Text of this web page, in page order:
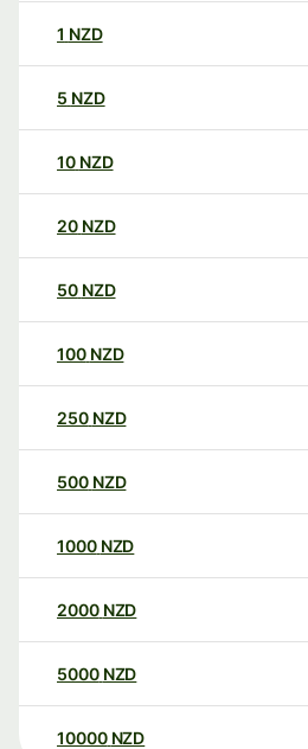
1 NZD
5 NZD
10 NZD
20 NZD
50 NZD
100 NZD
250 NZD
500 NZD
1000 NZD
2000 NZD
5000 NZD
10000 NZD